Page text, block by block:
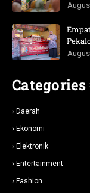
Categories
Daerah
Ekonomi
Elektronik
Entertainment
Fashion